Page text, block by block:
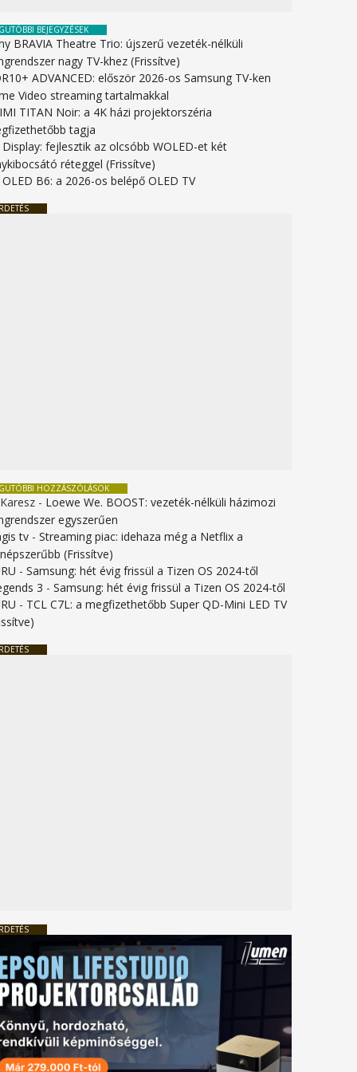
BEJEGYZÉSEK
BRAVIA Theatre Trio: újszerű vezeték-nélküli
nagy TV-khez (Frissítve)
ADVANCED: először 2026-os Samsung TV-ken
Video streaming tartalmakkal
TITAN Noir: a 4K házi projektorszéria
tagja
Display: fejlesztik az olcsóbb WOLED-et két
réteggel (Frissítve)
OLED B6: a 2026-os belépő OLED TV
HOZZÁSZÓLÁSOK
- Loewe We. BOOST: vezeték-nélküli házimozi
egyszerűen
tv -Streaming piac: idehaza még a Netflix a
(Frissítve)
-Samsung: hét évig frissül a Tizen OS 2024-től
3 -Samsung: hét évig frissül a Tizen OS 2024-től
- TCL C7L: a megfizethetőbb Super QD-Mini LED TV